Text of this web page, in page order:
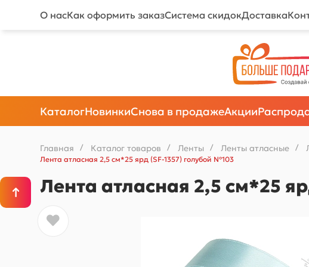
О насКак оформить заказСистема скидокДоставка
КаталогНовинкиСнова в продажеАкции
Главная / Каталог товаров / Ленты / Ленты атласные /
Лента атласная 2,5 см*25 ярд (SF-1357) голубой №103
Лента атласная 2,5 см*25